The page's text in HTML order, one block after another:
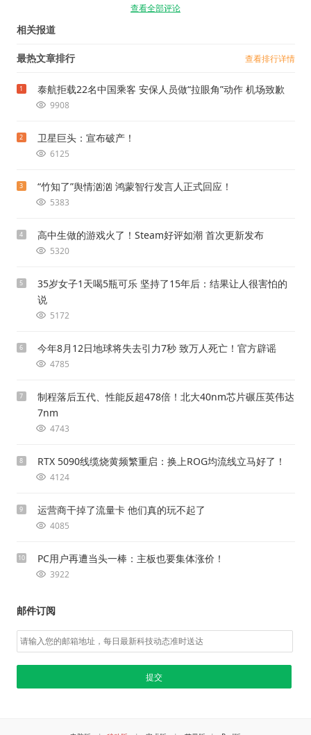
查看全部评论
相关报道
最热文章排行 查看排行详情
1 泰航拒载22名中国乘客 安保人员做“拉眼角”动作 机场致歉
9908
2 卫星巨头：宣布破产！
6125
3 “竹知了”舆情汹汹 鸿蒙智行发言人正式回应！
5383
4 高中生做的游戏火了！Steam好评如潮 首次更新发布
5320
5
35岁女子1天喝5瓶可乐 坚持了15年后：结果让人很害怕的
说
5172
6 今年8月12日地球将失去引力7秒 致万人死亡！官方辟谣
4785
7
制程落后五代、性能反超478倍！北大40nm芯片碾压英伟达
7nm
4743
8 RTX 5090线缆烧黄频繁重启：换上ROG均流线立马好了！
4124
9 运营商干掉了流量卡 他们真的玩不起了
4085
10 PC用户再遭当头一棒：主板也要集体涨价！
3922
邮件订阅